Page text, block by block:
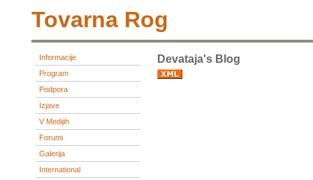
Tovarna Rog
Informacije
Program
Podpora
Izjave
V Medijih
Forumi
Galerija
International
Devataja's Blog